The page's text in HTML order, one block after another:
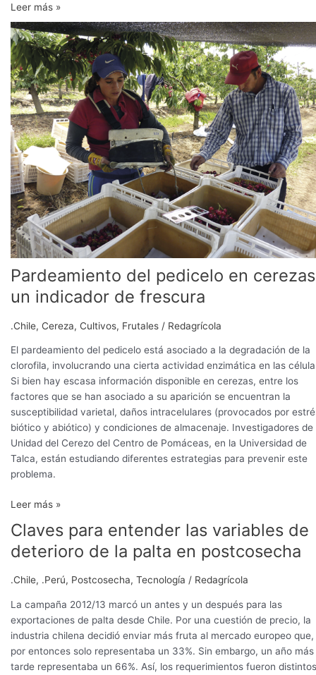
Leer más »
Pardeamiento del pedicelo en
un indicador de frescura
.Chile, Cereza, Cultivos, Frutales / Redagrícola
El pardeamiento del pedicelo está asociado a la degradación de la
clorofila, involucrando una cierta actividad enzimática en las
Si bien hay escasa información disponible en cerezas, entre los
factores que se han asociado a su aparición se encuentran la
susceptibilidad varietal, daños intracelulares (provocados por
biótico y abiótico) y condiciones de almacenaje. Investigadores de
Unidad del Cerezo del Centro de Pomáceas, en la Universidad de
Talca, están estudiando diferentes estrategias para prevenir este
problema.
Pardeamiento
del
pedicelo
en
cerezas:
un
indicador
de
frescura
Leer más »
Claves para entender las variables de
deterioro de la palta en postcosecha
.Chile, .Perú, Postcosecha, Tecnología / Redagrícola
La campaña 2012/13 marcó un antes y un después para las
exportaciones de palta desde Chile. Por una cuestión de precio, la
industria chilena decidió enviar más fruta al mercado europeo que,
por entonces solo representaba un 33%. Sin embargo, un año más
tarde representaba un 66%. Así, los requerimientos fueron distintos
Claves
para
entender
variables
de
deterioro
de
la
palta